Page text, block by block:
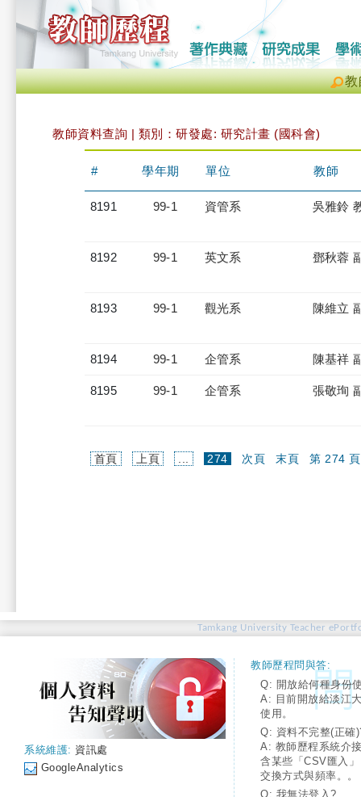
教
教師資料查詢 | 類別：研發處: 研究計畫 (國科會)
# 學年期 單位 教師
8191 99-1 資管系 吳雅鈴
8192 99-1 英文系 鄧秋蓉
8193 99-1 觀光系 陳維立
8194 99-1 企管系 陳基祥
8195 99-1 企管系 張敬珣
首頁 上頁 274(current)
次頁 末頁 第 274
Tamkang University Teacher
系統維護: 資訊處
GoogleAnalytics
教師歷程問與答:
Q: 開放給何種身份
A: 目前開放給淡江
使用。
Q: 資料不完整(正確
A: 教師歷程系統介
含某些「CSV匯入
交換方式與頻率。。
Q: 我無法登入?